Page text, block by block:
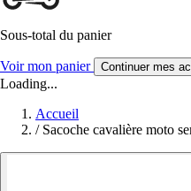
Sous-total du panier
Voir mon panier Continuer mes
Loading...
Accueil
/ Sacoche cavalière moto